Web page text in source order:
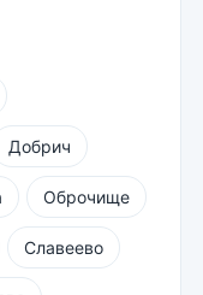
Добрич
Оброчище
Славеево